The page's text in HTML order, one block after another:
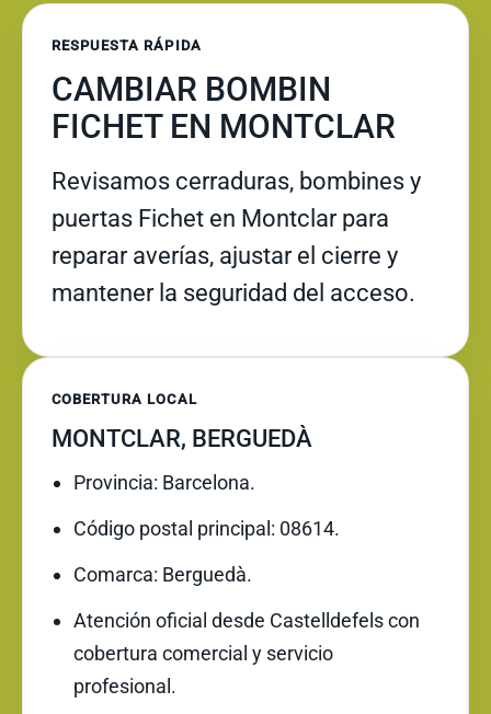
RESPUESTA RÁPIDA
CAMBIAR BOMBIN
FICHET EN MONTCLAR
Revisamos cerraduras, bombines y
puertas Fichet en Montclar para
reparar averías, ajustar el cierre y
mantener la seguridad del acceso.
COBERTURA LOCAL
MONTCLAR, BERGUEDÀ
Provincia: Barcelona.
Código postal principal: 08614.
Comarca: Berguedà.
Atención oficial desde Castelldefels con
cobertura comercial y servicio
profesional.